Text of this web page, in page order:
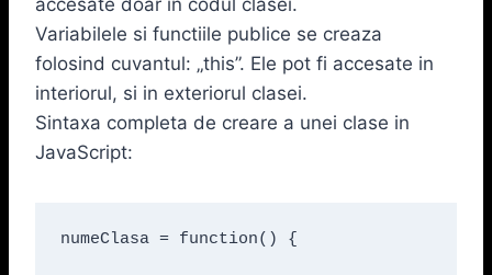
Variabilele si functiile publice se creaza
folosind cuvantul: „this”. Ele pot fi accesate in
interiorul, si in exteriorul clasei.
Sintaxa completa de creare a unei clase in
JavaScript:
numeClasa = function() {